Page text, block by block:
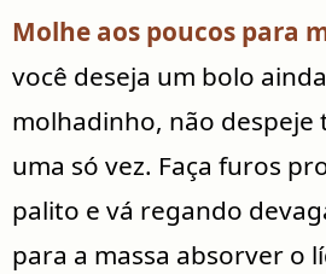
Molhe aos poucos para
você deseja um bolo
molhadinho, não despeje
uma só vez. Faça furos
palito e vá regando
para a massa absorver o